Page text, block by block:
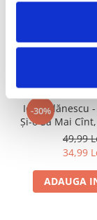
-30%
Ion Dolănescu
Și-o Să Mai
49,99
34,99
ADAUGA